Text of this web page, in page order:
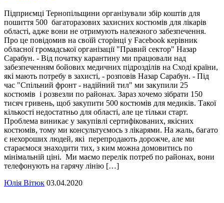
Підприємці Тернопільщини організували збір коштів для
пошиття 500 багаторазових захисних костюмів для лікарів
області, адже вони не отримують належного забезпечення.
Про це повідомив на своїй сторінці у Facebook керівник
обласної громадської організації "Правий сектор" Назар
Сарабун. - Від початку карантину ми працювали над
забезпеченням бойових медичних підрозділів на Сході країни,
які мають потребу в захисті, - розповів Назар Сарабун. - Під
час "Спільний фронт - надійний тил" ми закупили 25
костюмів і розвезли по районах. Зараз хочемо зібрати 150
тисяч гривень, щоб закупити 500 костюмів для медиків. Такої
кількості недостатньо для області, але це тільки старт.
Проблема виникає у закупівлі сертифікованих, якісних
костюмів, тому ми консультуємось з лікарями. На жаль, багато
є нехороших людей, які перепродають дорожче, але ми
стараємося знаходити тих, з ким можна домовитись по
мінімальній ціні. Ми маємо перелік потреб по районах, вони
телефонують на гарячу лінію […]
Юлія Вітюк 03.04.2020